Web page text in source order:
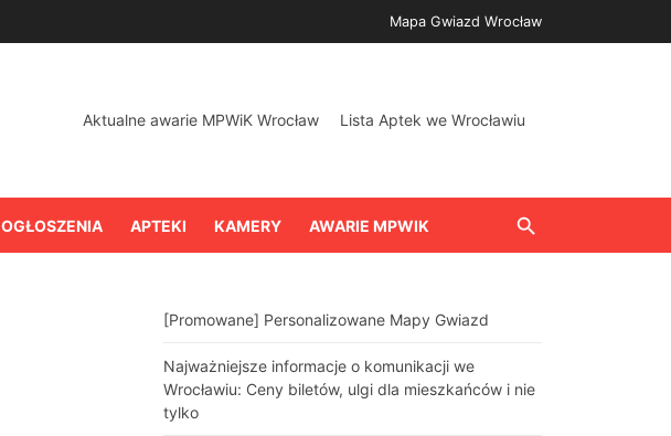
Mapa Gwiazd Wrocław
Aktualne awarie MPWiK Wrocław Lista Aptek we Wrocławiu
OGŁOSZENIA APTEKI KAMERY AWARIE MPWIK
[Promowane] Personalizowane Mapy Gwiazd
Najważniejsze informacje o komunikacji we
Wrocławiu: Ceny biletów, ulgi dla mieszkańców i nie
tylko